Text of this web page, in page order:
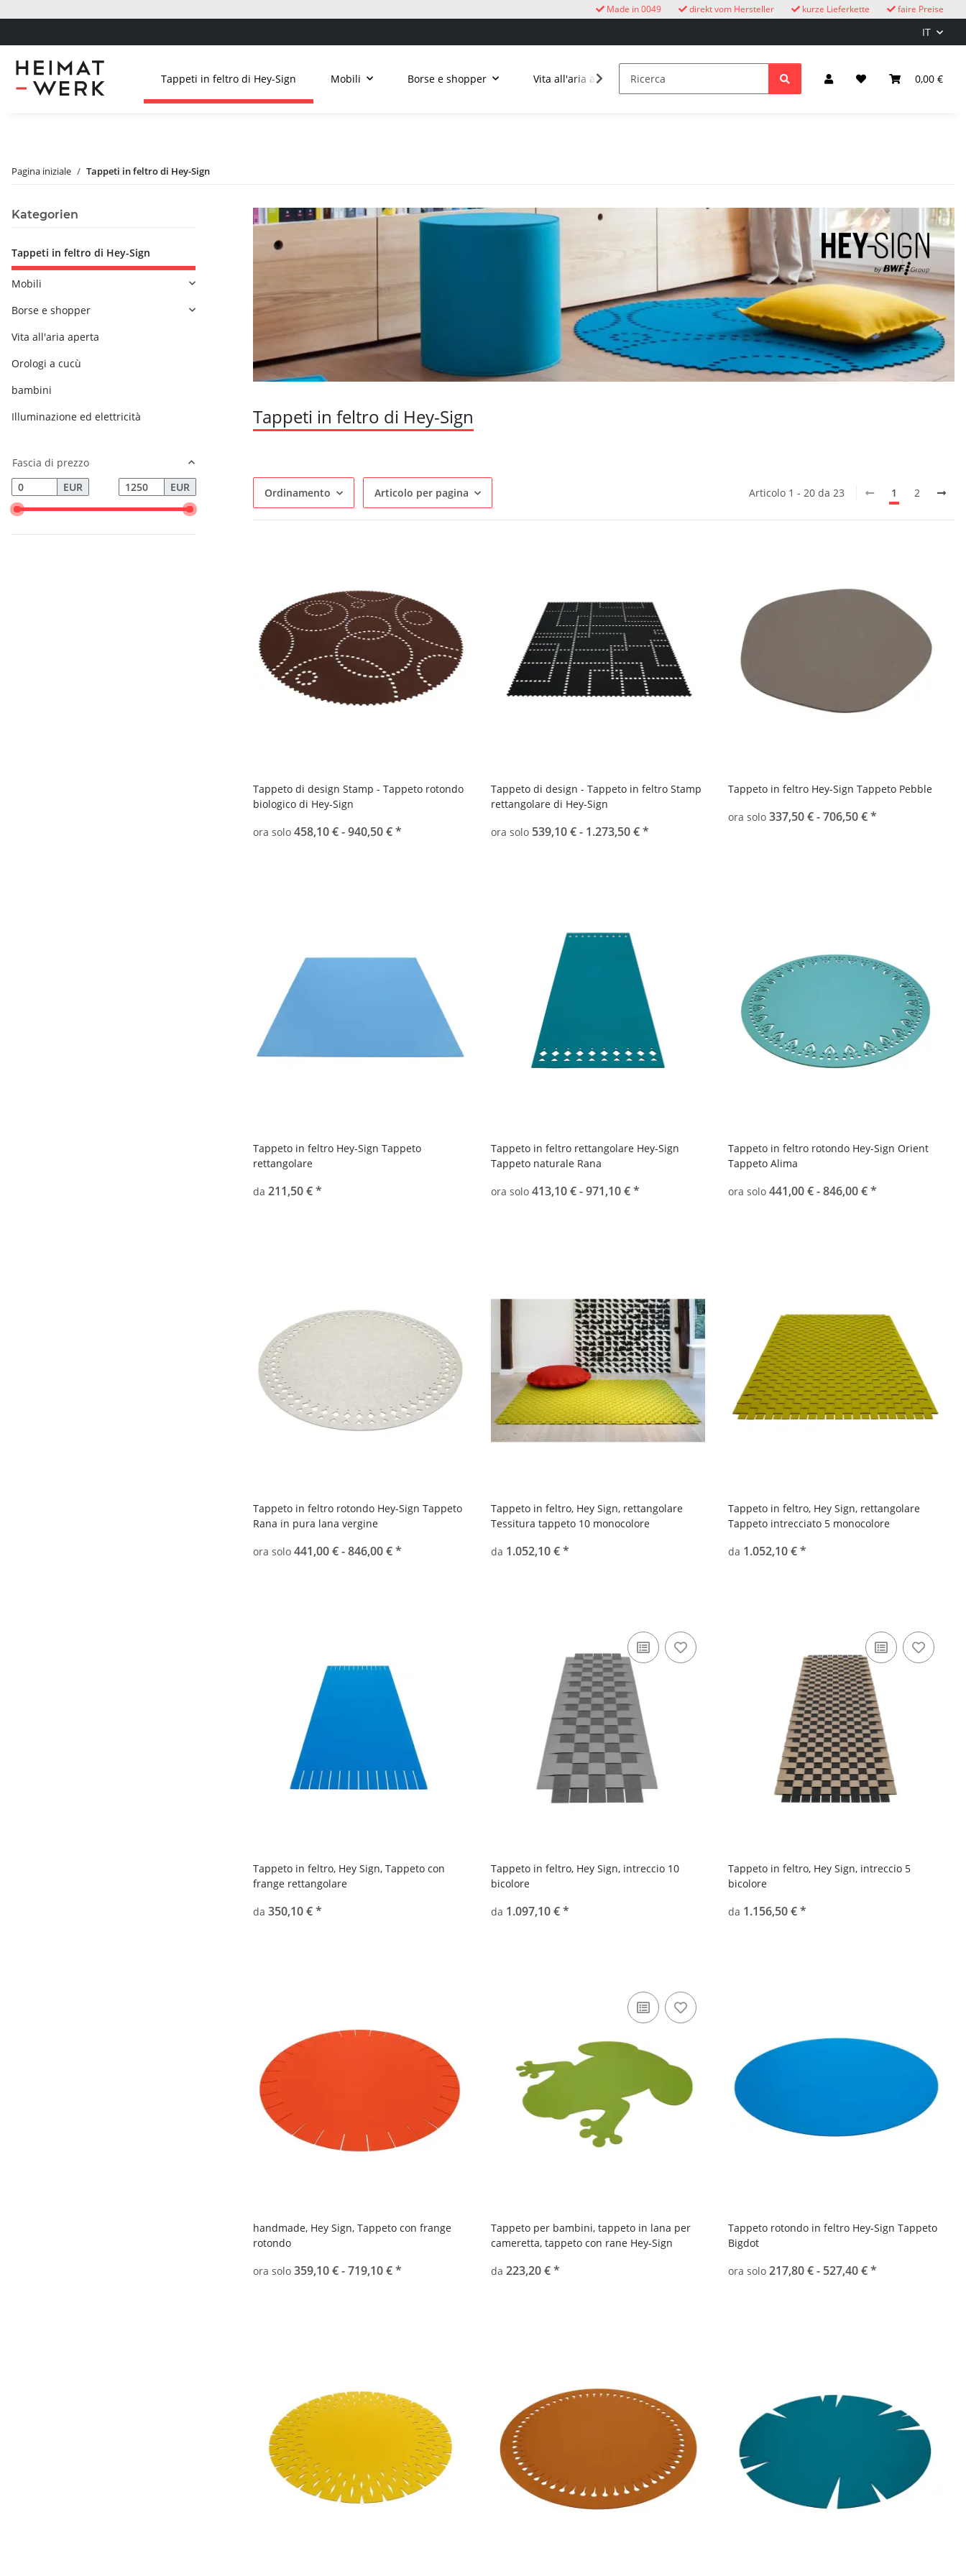
faire Preise
kurze Lieferkette
direkt vom Hersteller
Made in 0049
IT
0,00 €
Tappeti in feltro di Hey-Sign Mobili Borse e shopper Vita all'aria aperta Orologi a cucù bambini Illuminazione ed elettricità
Pagina iniziale Tappeti in feltro di Hey-Sign
Tappeti in feltro di Hey-Sign
Ordinamento Articolo per pagina Articolo 1 - 20 da 23 1 2
Tappeto di design Stamp - Tappeto rotondo
biologico di Hey-Sign
ora solo 458,10 € -940,50 €*
Tappeto di design - Tappeto in feltro Stamp
rettangolare di Hey-Sign
ora solo 539,10 € - 1.273,50 €*
Tappeto in feltro Hey-Sign Tappeto Pebble
ora solo337,50 € -706,50 €*
Tappeto in feltro Hey-Sign Tappeto
rettangolare
da 211,50 €*
Tappeto in feltro rettangolare Hey-Sign
Tappeto naturale Rana
ora solo 413,10 € -971,10 €*
Tappeto in feltro rotondo Hey-Sign Orient
Tappeto Alima
ora solo441,00 € -846,00 €*
Tappeto in feltro rotondo Hey-Sign Tappeto
Rana in pura lana vergine
ora solo 441,00 € -846,00 €*
Tappeto in feltro, Hey Sign, rettangolare
Tessitura tappeto 10 monocolore
da 1.052,10 €*
Tappeto in feltro, Hey Sign, rettangolare
Tappeto intrecciato 5 monocolore
da 1.052,10 €*
Tappeto in feltro, Hey Sign, Tappeto con
frange rettangolare
da 350,10 €*
Tappeto in feltro, Hey Sign, intreccio 10
bicolore
da 1.097,10 €*
Tappeto in feltro, Hey Sign, intreccio 5
bicolore
da 1.156,50 €*
handmade, Hey Sign, Tappeto con frange
rotondo
ora solo 359,10 € -719,10 €*
Tappeto per bambini, tappeto in lana per
cameretta, tappeto con rane Hey-Sign
da 223,20 €*
Tappeto rotondo in feltro Hey-Sign Tappeto
Bigdot
ora solo217,80 € - 527,40 €*
Kategorien
Tappeti in feltro di Hey-Sign
Mobili
Borse e shopper
Vita all'aria aperta
Orologi a cucù
bambini
Illuminazione ed elettricità
Fascia di prezzo
EUR
EUR